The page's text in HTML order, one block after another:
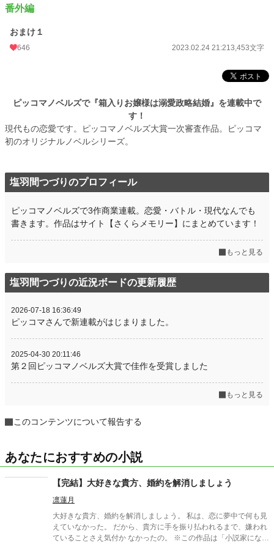
番外編
おまけ１
646 2023.02.24 21:213,453文字
ピッコマノベルズで『箱入りお嬢様は溺愛政略結婚』を連載中で
す！
現代もの恋愛です。ピッコマノベルズ大賞一次審査作品。ピッコマ
初のオリジナルノベルシリーズ。
塩羽間つづりのプロフィール
ピッコマノベルズで3作商業連載。恋愛・バトル・現代なんでも
書きます。作品はサイト【さくらメモリー】にまとめています！
もっと見る
塩羽間つづりの近況ボードの更新履歴
2026-07-18 16:36:49
ピッコマさんで新連載がはじまりました。
2025-04-30 20:11:46
第２回ピッコマノベルズ大賞で佳作を受賞しました
もっと見る
このコンテンツについて報告する
あなたにおすすめの小説
【完結】大好きな貴方、婚約を解消しましょう
凛蓮月
大好きな貴方、婚約を解消しましょう。 私は、恋に夢中で何も見
えていなかった。 だから、貴方に手を振り払われるまで、嫌われ
ていることさえ気付か なかったの。 ※この作品は「小説家になろ